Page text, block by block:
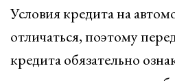
Условия кредита на
отличаться, поэтому
кредита обязательно